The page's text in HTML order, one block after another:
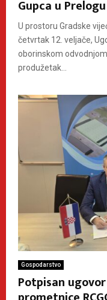
Gupca u Prelogu
U prostoru Gradske
četvrtak 12. veljače,
oborinskom
produžetak...
Gospodarstvo
Potpisan